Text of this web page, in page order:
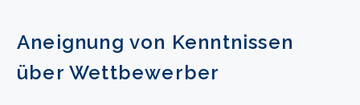
Aneignung von Kenntnissen
über Wettbewerber